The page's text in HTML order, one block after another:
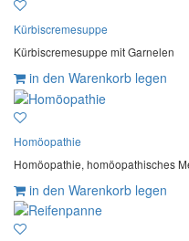
Kürbiscremesuppe
Kürbiscremesuppe mit Garnelen
in den Warenkorb legen
Homöopathie
Homöopathie, homöopathisches
in den Warenkorb legen